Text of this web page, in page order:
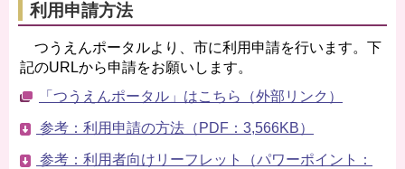
利用申請方法
つうえんポータルより、市に利用申請を行います。下
記のURLから申請をお願いします。
「つうえんポータル」はこちら（外部リンク）
参考：利用申請の方法（PDF：3,566KB）
参考：利用者向けリーフレット（パワーポイント：